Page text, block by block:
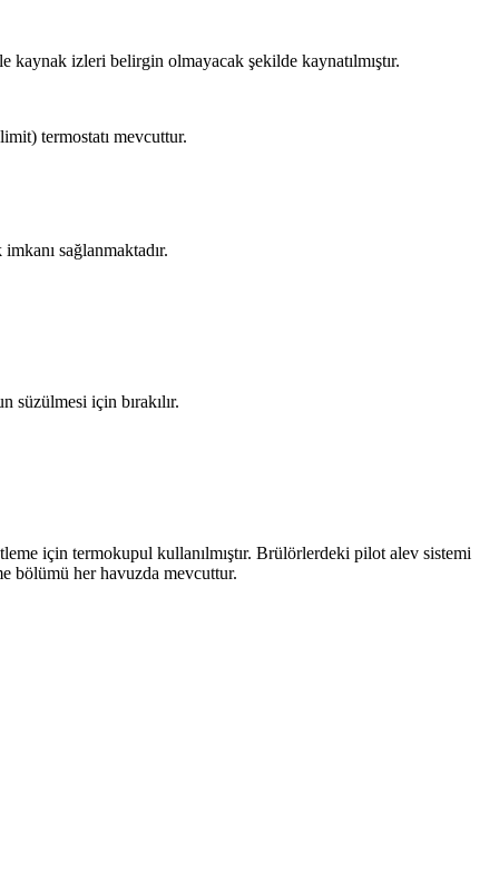
izleri belirgin olmayacak şekilde kaynatılmıştır.
termostatı mevcuttur.
sağlanmaktadır.
süzülmesi için bırakılır.
için termokupul kullanılmıştır. Brülörlerdeki pilot alev sistemi
bölümü her havuzda mevcuttur.